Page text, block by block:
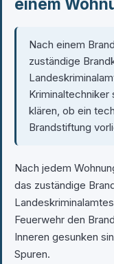
Nach einem
zuständige
Kriminaltechniker
klären, ob ein
Brandstiftung
Nach jedem
das zuständige
Feuerwehr den
Inneren gesunken
Spuren.